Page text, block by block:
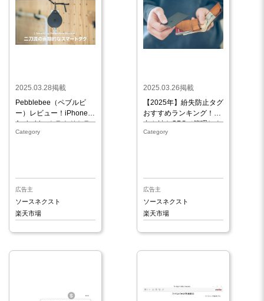
2025.03.28掲載
Pebblebee（ペブルビ
ー）レビュー！iPhone・
Androidのクラウドトラ
ッキングに対応した二刀
Category
広告主
ソースネクスト
楽天市場
2025.03.26掲載
【2025年】紛失防止タグ
おすすめランキング！財
布や鍵をGPSで管理しよ
う
Category
広告主
ソースネクスト
楽天市場